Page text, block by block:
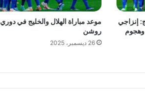
إنزاجي
موعد مباراة الهلال والخليج في دوري
روشن
26 ديسمبر، 2025